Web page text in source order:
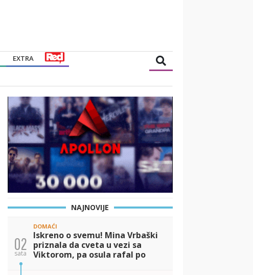
EXTRA
NAJNOVIJE
02
sata
DOMAĆI
Iskreno o svemu! Mina Vrbaški
priznala da cveta u vezi sa
Viktorom, pa osula rafal po